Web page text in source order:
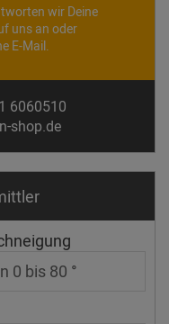
wir Deine
uns an oder
E-Mail.
6060510
shop.de